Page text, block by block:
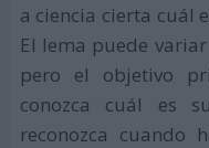
a ciencia cierta cuál
El lema puede
pero el objetivo
conozca cuál es
reconozca cuando